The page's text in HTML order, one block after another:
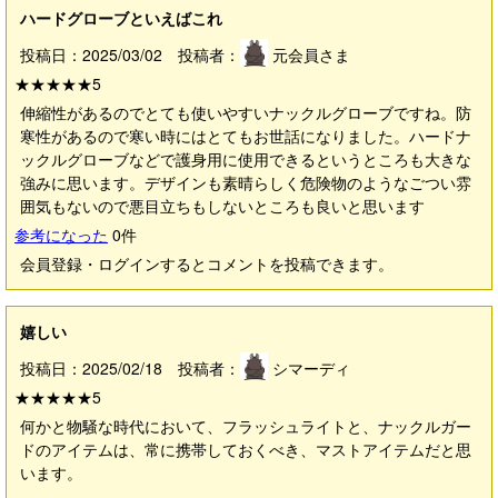
ハードグローブといえばこれ
投稿日：2025/03/02 投稿者：
元会員さま
★★★★★5
伸縮性があるのでとても使いやすいナックルグローブですね。防
寒性があるので寒い時にはとてもお世話になりました。ハードナ
ックルグローブなどで護身用に使用できるというところも大きな
強みに思います。デザインも素晴らしく危険物のようなごつい雰
囲気もないので悪目立ちもしないところも良いと思います
参考になった 0件
会員登録・ログインするとコメントを投稿できます。
嬉しい
投稿日：2025/02/18 投稿者：
シマーディ
★★★★★5
何かと物騒な時代において、フラッシュライトと、ナックルガー
ドのアイテムは、常に携帯しておくべき、マストアイテムだと思
います。